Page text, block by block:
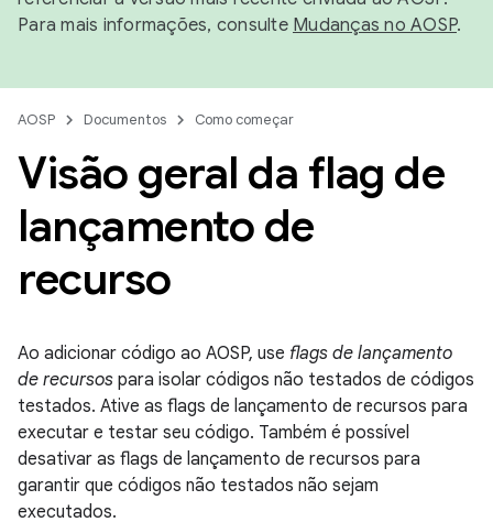
Para mais informações, consulte Mudanças no AOSP.
AOSP Documentos Como começar
Visão geral da flag de
lançamento de
recurso
Ao adicionar código ao AOSP, use flags de lançamento
de recursos para isolar códigos não testados de códigos
testados. Ative as flags de lançamento de recursos para
executar e testar seu código. Também é possível
desativar as flags de lançamento de recursos para
garantir que códigos não testados não sejam
executados.